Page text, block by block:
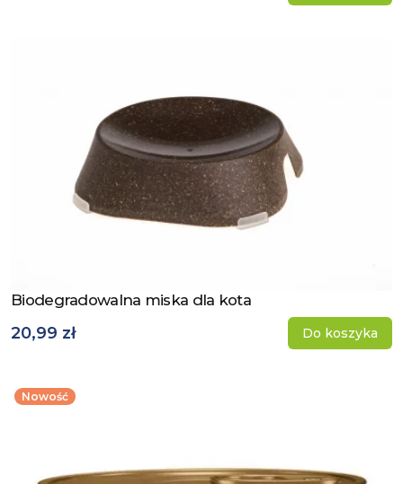
Zobacz produkt
Biodegradowalna miska dla kota
20,99 zł Do koszyka
Nowość